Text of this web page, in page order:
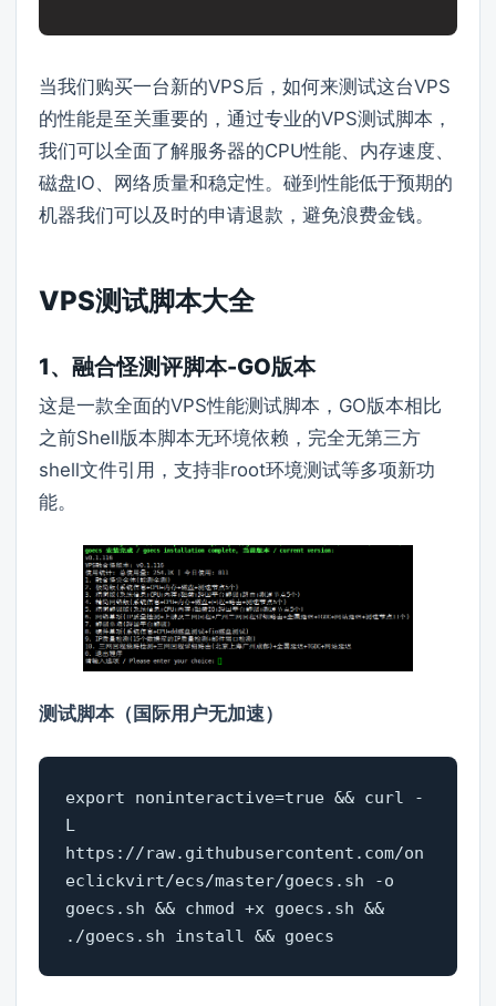
当我们购买一台新的VPS后，如何来测试这台VPS
的性能是至关重要的，通过专业的VPS测试脚本，
我们可以全面了解服务器的CPU性能、内存速度、
磁盘IO、网络质量和稳定性。碰到性能低于预期的
机器我们可以及时的申请退款，避免浪费金钱。
VPS测试脚本大全
1、融合怪测评脚本-GO版本
这是一款全面的VPS性能测试脚本，GO版本相比
之前Shell版本脚本无环境依赖，完全无第三方
shell文件引用，支持非root环境测试等多项新功
能。
测试脚本（国际用户无加速）
export noninteractive=true && curl -
L
https://raw.githubusercontent.com/on
eclickvirt/ecs/master/goecs.sh -o
goecs.sh && chmod +x goecs.sh &&
./goecs.sh install && goecs